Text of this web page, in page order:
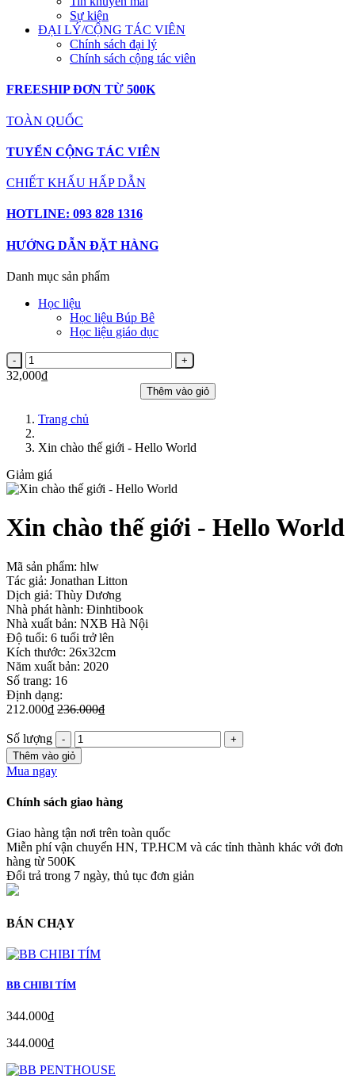
Sự kiện
ĐẠI LÝ/CỘNG TÁC VIÊN
Chính sách đại lý
Chính sách cộng tác viên
FREESHIP ĐƠN TỪ 500K
TOÀN QUỐC
TUYỂN CỘNG TÁC VIÊN
CHIẾT KHẤU HẤP DẪN
HOTLINE: 093 828 1316
HƯỚNG DẪN ĐẶT HÀNG
Danh mục sản phẩm
Học liệu
Học liệu Búp Bê
Học liệu giáo dục
32,000₫
Thêm vào giỏ
Trang chủ
Xin chào thế giới - Hello World
Giảm giá
Xin chào thế giới - Hello World
Mã sản phẩm: hlw
Tác giả: Jonathan Litton
Dịch giả: Thùy Dương
Nhà phát hành: Đinhtibook
Nhà xuất bản: NXB Hà Nội
Độ tuổi: 6 tuổi trở lên
Kích thước: 26x32cm
Năm xuất bản: 2020
Số trang: 16
Định dạng:
212.000₫ 236.000₫
Số lượng
Thêm vào giỏ
Mua ngay
Chính sách giao hàng
Giao hàng tận nơi trên toàn quốc
Miễn phí vận chuyển HN, TP.HCM và các tỉnh thành khác với đơn
hàng từ 500K
Đổi trả trong 7 ngày, thủ tục đơn giản
BÁN CHẠY
BB CHIBI TÍM
344.000₫
344.000₫